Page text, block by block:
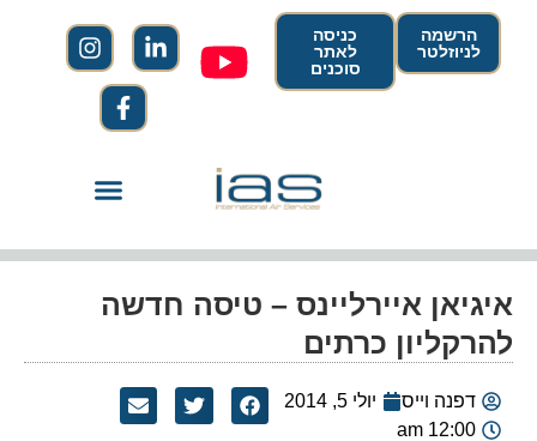
הרשמה
לניוזלטר
כניסה
לאתר
סוכנים
איגיאן איירליינס – טיסה חדשה
להרקליון כרתים
דפנה וייס
יולי 5, 2014
12:00 am